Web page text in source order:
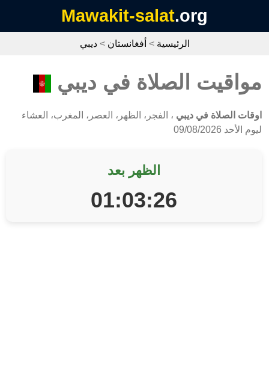
Mawakit-salat.org
الرئيسية > أفغانستان > ديبي
مواقيت الصلاة في ديبي
اوقات الصلاة في ديبي ، الفجر، الظهر، العصر، المغرب، العشاء
ليوم الأحد 09/08/2026
الظهر بعد
01:03:26